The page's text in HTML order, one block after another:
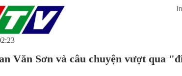
Văn Sơn và câu chuyện vượt qua